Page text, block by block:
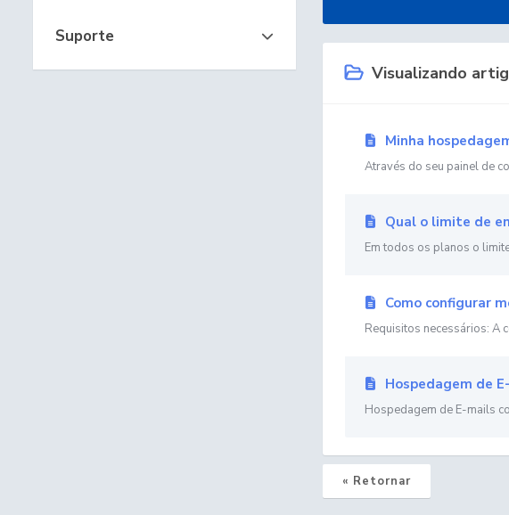
Suporte
Visualizando
Minha
Através do seu painel de
Qual o limite de
Em todos os planos o
Como configurar
Requisitos necessários: A
Hospedagem de
Hospedagem de E-mails
« Retornar